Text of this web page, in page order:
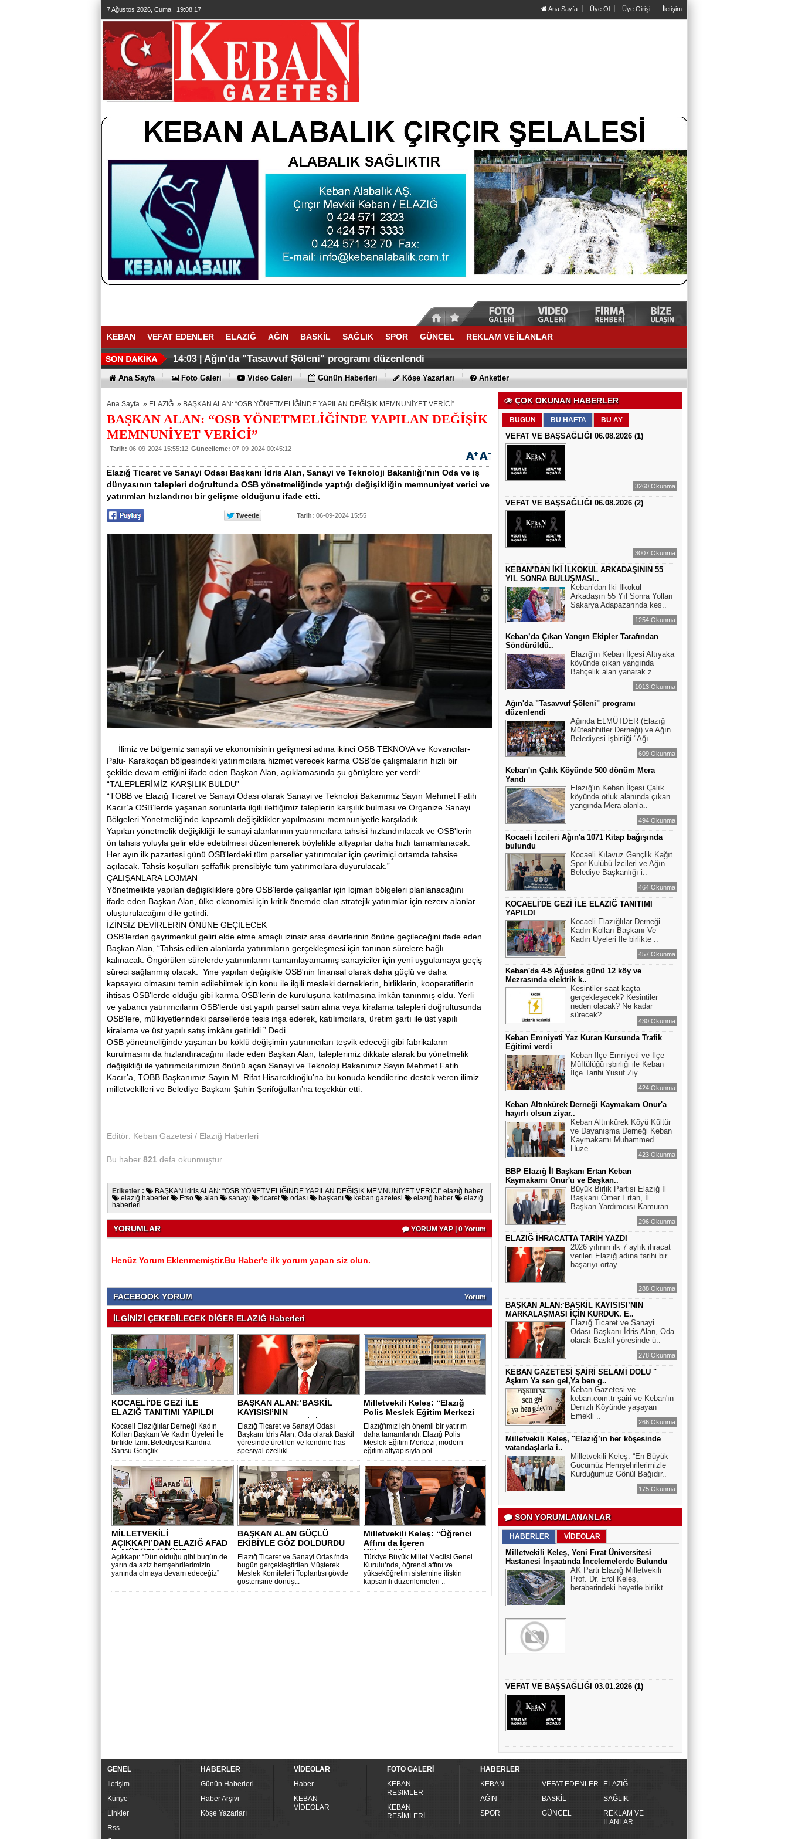
7 Ağustos 2026, Cuma | 19:08:17 Ana Sayfa Üye Ol Üye Girişi İletişim
KEBAN VEFAT EDENLER ELAZIĞ AĞIN BASKİL SAĞLIK SPOR GÜNCEL REKLAM VE İLANLAR
14:03 | Ağın'da "Tasavvuf Şöleni" programı düzenlendi
Ana Sayfa Foto Galeri Video Galeri Günün Haberleri Köşe Yazarları Anketler
Ana Sayfa » ELAZIĞ » BAŞKAN ALAN: “OSB YÖNETMELİĞİNDE YAPILAN DEĞİŞİK MEMNUNİYET VERİCİ”
BAŞKAN ALAN: “OSB YÖNETMELİĞİNDE YAPILAN DEĞİŞİK
MEMNUNİYET VERİCİ”
Tarih: 06-09-2024 15:55:12 Güncelleme: 07-09-2024 00:45:12
Elazığ Ticaret ve Sanayi Odası Başkanı İdris Alan, Sanayi ve Teknoloji Bakanlığı’nın Oda ve iş
dünyasının talepleri doğrultunda OSB yönetmeliğinde yaptığı değişikliğin memnuniyet verici ve
yatırımları hızlandırıcı bir gelişme olduğunu ifade etti.
Tarih: 06-09-2024 15:55
İlimiz ve bölgemiz sanayii ve ekonomisinin gelişmesi adına ikinci OSB TEKNOVA ve Kovancılar-
Palu- Karakoçan bölgesindeki yatırımcılara hizmet verecek karma OSB’de çalışmaların hızlı bir
şekilde devam ettiğini ifade eden Başkan Alan, açıklamasında şu görüşlere yer verdi:
“TALEPLERİMİZ KARŞILIK BULDU”
“TOBB ve Elazığ Ticaret ve Sanayi Odası olarak Sanayi ve Teknoloji Bakanımız Sayın Mehmet Fatih
Kacır’a OSB’lerde yaşanan sorunlarla ilgili ilettiğimiz taleplerin karşılık bulması ve Organize Sanayi
Bölgeleri Yönetmeliğinde kapsamlı değişiklikler yapılmasını memnuniyetle karşıladık.
Yapılan yönetmelik değişikliği ile sanayi alanlarının yatırımcılara tahsisi hızlandırılacak ve OSB'lerin
ön tahsis yoluyla gelir elde edebilmesi düzenlenerek böylelikle altyapılar daha hızlı tamamlanacak.
Her ayın ilk pazartesi günü OSB'lerdeki tüm parseller yatırımcılar için çevrimiçi ortamda tahsise
açılacak. Tahsis koşulları şeffaflık prensibiyle tüm yatırımcılara duyurulacak.”
ÇALIŞANLARA LOJMAN
Yönetmelikte yapılan değişikliklere göre OSB’lerde çalışanlar için lojman bölgeleri planlanacağını
ifade eden Başkan Alan, ülke ekonomisi için kritik önemde olan stratejik yatırımlar için rezerv alanlar
oluşturulacağını dile getirdi.
İZİNSİZ DEVİRLERİN ÖNÜNE GEÇİLECEK
OSB’lerden gayrimenkul geliri elde etme amaçlı izinsiz arsa devirlerinin önüne geçileceğini ifade eden
Başkan Alan, “Tahsis edilen alanlarda yatırımların gerçekleşmesi için tanınan sürelere bağlı
kalınacak. Öngörülen sürelerde yatırımlarını tamamlayamamış sanayiciler için yeni uygulamaya geçiş
süreci sağlanmış olacak. Yine yapılan değişikle OSB'nin finansal olarak daha güçlü ve daha
kapsayıcı olmasını temin edilebilmek için konu ile ilgili mesleki derneklerin, birliklerin, kooperatiflerin
ihtisas OSB'lerde olduğu gibi karma OSB'lerin de kuruluşuna katılmasına imkân tanınmış oldu. Yerli
ve yabancı yatırımcıların OSB'lerde üst yapılı parsel satın alma veya kiralama talepleri doğrultusunda
OSB'lere, mülkiyetlerindeki parsellerde tesis inşa ederek, katılımcılara, üretim şartı ile üst yapılı
kiralama ve üst yapılı satış imkânı getirildi.” Dedi.
OSB yönetmeliğinde yaşanan bu köklü değişimin yatırımcıları teşvik edeceği gibi fabrikaların
kurulmasını da hızlandıracağını ifade eden Başkan Alan, taleplerimiz dikkate alarak bu yönetmelik
değişikliği ile yatırımcılarımızın önünü açan Sanayi ve Teknoloji Bakanımız Sayın Mehmet Fatih
Kacır’a, TOBB Başkanımız Sayın M. Rifat Hisarcıklıoğlu’na bu konuda kendilerine destek veren ilimiz
milletvekilleri ve Belediye Başkanı Şahin Şerifoğulları’na teşekkür etti.
Editör: Keban Gazetesi / Elazığ Haberleri
Bu haber 821 defa okunmuştur.
Etiketler :
BAŞKAN idris ALAN: “OSB YÖNETMELİĞİNDE YAPILAN DEĞİŞİK MEMNUNİYET VERİCİ” elazığ haber
elazığ haberler
Etso alan sanayı ticaret odası başkanı keban gazetesi elazığ haber
elazığ
haberleri
YORUMLAR YORUM YAP | 0 Yorum
Henüz Yorum Eklenmemiştir.Bu Haber'e ilk yorum yapan siz olun.
FACEBOOK YORUM Yorum
İLGİNİZİ ÇEKEBİLECEK DİĞER ELAZIĞ Haberleri
KOCAELİ'DE GEZİ İLE
ELAZIĞ TANITIMI YAPILDI
Kocaeli Elazığlılar Derneği Kadın
Kolları Başkanı Ve Kadın Üyeleri İle
birlikte İzmit Belediyesi Kandıra
Sarısu Gençlik ..
BAŞKAN ALAN:‘BASKİL
KAYISISI’NIN
MARKALAŞMASI İÇİN
KURDUK. E..
Elazığ Ticaret ve Sanayi Odası
Başkanı İdris Alan, Oda olarak Baskil
yöresinde üretilen ve kendine has
spesiyal özellikl..
Milletvekili Keleş: “Elazığ
Polis Meslek Eğitim Merkezi
Eylü..
Elazığ'ımız için önemli bir yatırım
daha tamamlandı. Elazığ Polis
Meslek Eğitim Merkezi, modern
eğitim altyapısıyla pol..
MİLLETVEKİLİ
AÇIKKAPI’DAN ELAZIĞ AFAD
İL MÜDÜRLÜĞÜNE
TEŞEKKÜ..
Açıkkapı: “Dün olduğu gibi bugün de
yarın da aziz hemşehrilerimizin
yanında olmaya devam edeceğiz”
BAŞKAN ALAN GÜÇLÜ
EKİBİYLE GÖZ DOLDURDU
Elazığ Ticaret ve Sanayi Odası'nda
bugün gerçekleştirilen Müşterek
Meslek Komiteleri Toplantısı gövde
gösterisine dönüşt..
Milletvekili Keleş: “Öğrenci
Affını da İçeren
Yükseköğretim ..
Türkiye Büyük Millet Meclisi Genel
Kurulu’nda, öğrenci affını ve
yükseköğretim sistemine ilişkin
kapsamlı düzenlemeleri ..
ÇOK OKUNAN HABERLER
BUGÜN BU HAFTA BU AY
VEFAT VE BAŞSAĞLIĞI 06.08.2026 (1)
3260 Okunma
VEFAT VE BAŞSAĞLIĞI 06.08.2026 (2)
3007 Okunma
KEBAN’DAN İKİ İLKOKUL ARKADAŞININ 55
YIL SONRA BULUŞMASI..
Keban’dan İki İlkokul
Arkadaşın 55 Yıl Sonra Yolları
Sakarya Adapazarında kes..
1254 Okunma
Keban’da Çıkan Yangın Ekipler Tarafından
Söndürüldü..
Elazığ'ın Keban İlçesi Altıyaka
köyünde çıkan yangında
Bahçelik alan yanarak z..
1013 Okunma
Ağın'da "Tasavvuf Şöleni" programı
düzenlendi
Ağında ELMÜTDER (Elazığ
Müteahhitler Derneği) ve Ağın
Belediyesi işbirliği "Ağı..
609 Okunma
Keban'ın Çalık Köyünde 500 dönüm Mera
Yandı
Elazığ'ın Keban İlçesi Çalık
köyünde otluk alanında çıkan
yangında Mera alanla..
494 Okunma
Kocaeli İzcileri Ağın'a 1071 Kitap bağışında
bulundu
Kocaeli Kılavuz Gençlik Kağıt
Spor Kulübü İzcileri ve Ağın
Belediye Başkanlığı i..
464 Okunma
KOCAELİ'DE GEZİ İLE ELAZIĞ TANITIMI
YAPILDI
Kocaeli Elazığlılar Derneği
Kadın Kolları Başkanı Ve
Kadın Üyeleri İle birlikte ..
457 Okunma
Keban'da 4-5 Ağustos günü 12 köy ve
Mezrasında elektrik k..
Kesintiler saat kaçta
gerçekleşecek? Kesintiler
neden olacak? Ne kadar
sürecek? ..
430 Okunma
Keban Emniyeti Yaz Kuran Kursunda Trafik
Eğitimi verdi
Keban İlçe Emniyeti ve İlçe
Müftülüğü işbirliği ile Keban
İlçe Tarihi Yusuf Ziy..
424 Okunma
Keban Altınkürek Derneği Kaymakam Onur'a
hayırlı olsun ziyar..
Keban Altınkürek Köyü Kültür
ve Dayanışma Derneği Keban
Kaymakamı Muhammed
Huze..
423 Okunma
BBP Elazığ İl Başkanı Ertan Keban
Kaymakamı Onur'u ve Başkan..
Büyük Birlik Partisi Elazığ İl
Başkanı Ömer Ertan, İl
Başkan Yardımcısı Kamuran..
296 Okunma
ELAZIĞ İHRACATTA TARİH YAZDI
2026 yılının ilk 7 aylık ihracat
verileri Elazığ adına tarihi bir
başarıyı ortay..
288 Okunma
BAŞKAN ALAN:‘BASKİL KAYISISI’NIN
MARKALAŞMASI İÇİN KURDUK. E..
Elazığ Ticaret ve Sanayi
Odası Başkanı İdris Alan, Oda
olarak Baskil yöresinde ü..
278 Okunma
KEBAN GAZETESİ ŞAİRİ SELAMİ DOLU "
Aşkım Ya sen gel,Ya ben g..
Keban Gazetesi ve
keban.com.tr şairi ve Keban'ın
Denizli Köyünde yaşayan
Emekli ..
266 Okunma
Milletvekili Keleş, "Elazığ’ın her köşesinde
vatandaşlarla i..
Milletvekili Keleş: “En Büyük
Gücümüz Hemşehrilerimizle
Kurduğumuz Gönül Bağıdır..
175 Okunma
SON YORUMLANANLAR
HABERLER VİDEOLAR
Milletvekili Keleş, Yeni Fırat Üniversitesi
Hastanesi İnşaatında İncelemelerde Bulundu
AK Parti Elazığ Milletvekili
Prof. Dr. Erol Keleş,
beraberindeki heyetle birlikt..
VEFAT VE BAŞSAĞLIĞI 03.01.2026 (1)
GENEL
İletişim
Künye
Linkler
Rss
HABERLER
Günün Haberleri
Haber Arşivi
Köşe Yazarları
VİDEOLAR
Haber
KEBAN
VİDEOLAR
FOTO GALERİ
KEBAN
RESİMLER
KEBAN
RESİMLERİ
HABERLER
KEBAN
VEFAT EDENLER
ELAZIĞ
AĞIN
BASKİL
SAĞLIK
SPOR
GÜNCEL
REKLAM VE
İLANLAR